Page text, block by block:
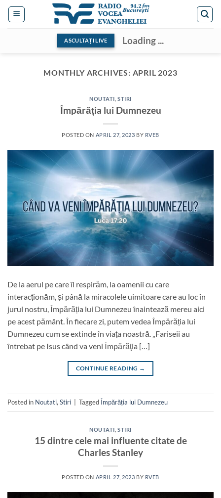
Skip
ASCULTAȚI LIVE Loading ...
MONTHLY ARCHIVES: APRIL 2023
NOUTATI ,STIRI
Împărăția lui Dumnezeu
POSTED ON APRIL 27, 2023 BY RVEB
De la aerul pe care îl respirăm, la oamenii cu care
interacționăm, și până la miracolele uimitoare care au loc în
jurul nostru, Împărăția lui Dumnezeu înaintează mereu aici
pe acest pământ. În fiecare zi, putem vedea Împărăția lui
Dumnezeu cum se extinde în viața noastră. „Fariseii au
întrebat pe Isus când va veni Împărăţia […]
CONTINUE READING →
Posted in Noutati, Stiri Tagged Împărăția lui Dumnezeu
NOUTATI ,STIRI
15 dintre cele mai influente citate de
Charles Stanley
POSTED ON APRIL 27, 2023 BY RVEB